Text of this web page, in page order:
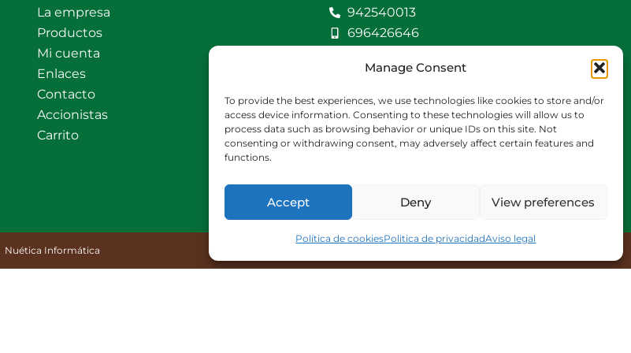
Manage Consent
To provide the best experiences, we use technologies like cookies to store and/or
access device information. Consenting to these technologies will allow us to
process data such as browsing behavior or unique IDs on this site. Not
consenting or withdrawing consent, may adversely affect certain features and
functions.
Accept Deny View preferences
Política de cookiesPolitica de privacidadAviso legal
La empresa
Productos
Mi cuenta
Enlaces
Contacto
Accionistas
Carrito
942540013
696426646
comercial@bediaycabarga.com
Fdez. Hontoria 20.
Astillero. 39610
Cantabria
18:30 hrs.
Nuética Informática